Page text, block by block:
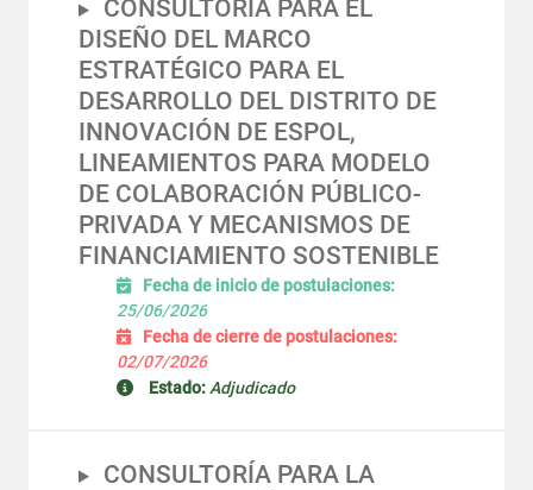
CONSULTORÍA PARA EL
DISEÑO DEL MARCO
ESTRATÉGICO PARA EL
DESARROLLO DEL DISTRITO DE
INNOVACIÓN DE ESPOL,
LINEAMIENTOS PARA MODELO
DE COLABORACIÓN PÚBLICO-
PRIVADA Y MECANISMOS DE
FINANCIAMIENTO SOSTENIBLE
Fecha de inicio de postulaciones:
25/06/2026
Fecha de cierre de postulaciones:
02/07/2026
Estado: Adjudicado
CONSULTORÍA PARA LA